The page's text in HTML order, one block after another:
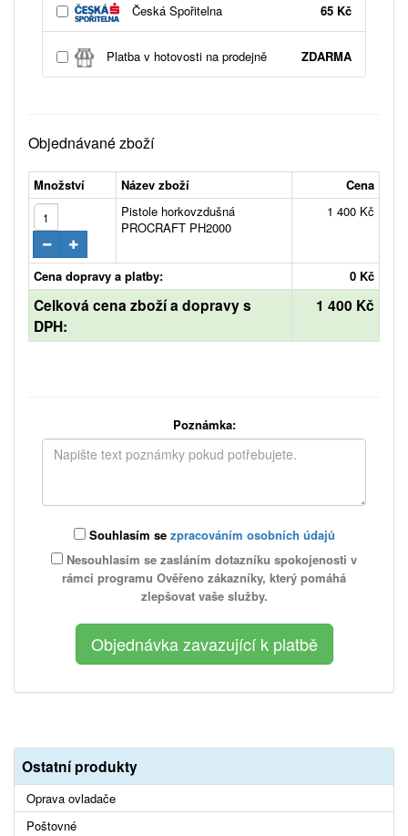
Česká Spořitelna 65 Kč
Platba v hotovosti na prodejně ZDARMA
Objednávané zboží
Množství Název zboží
Cena
Pistole horkovzdušná
PROCRAFT PH2000
1 400 Kč
Cena dopravy a platby: 0 Kč
Celková cena zboží a dopravy s
DPH:
1 400 Kč
Poznámka:
Souhlasím se zpracováním osobních údajů
Nesouhlasím se zasláním dotazníku spokojenosti v
rámci programu Ověřeno zákazníky, který pomáhá
zlepšovat vaše služby.
Ostatní produkty
Oprava ovladače
Poštovné